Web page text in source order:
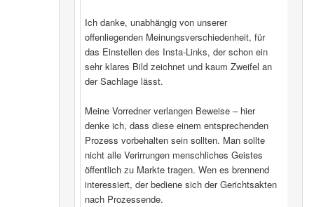
Ich danke, unabhängig von unserer
offenliegenden Meinungsverschiedenheit, für
das Einstellen des Insta-Links, der schon ein
sehr klares Bild zeichnet und kaum Zweifel an
der Sachlage lässt.
Meine Vorredner verlangen Beweise – hier
denke ich, dass diese einem entsprechenden
Prozess vorbehalten sein sollten. Man sollte
nicht alle Verirrungen menschliches Geistes
öffentlich zu Markte tragen. Wen es brennend
interessiert, der bediene sich der Gerichtsakten
nach Prozessende.